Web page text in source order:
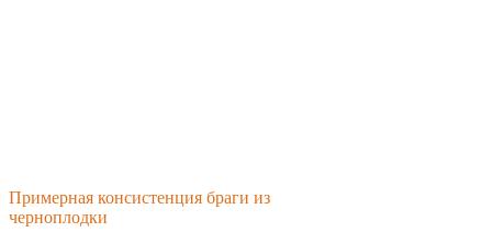
Примерная консистенция браги из
черноплодки